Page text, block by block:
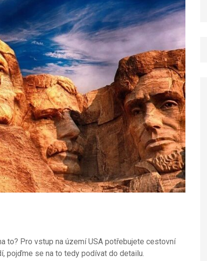
to? Pro vstup na území USA potřebujete cestovní
pojďme se na to tedy podívat do detailu.